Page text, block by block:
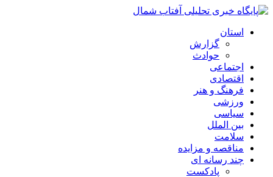
استان
گزارش
حوادث
اجتماعی
اقتصادی
فرهنگ و هنر
ورزشی
سیاسی
بین الملل
سلامت
مناقصه و مزایده
چند رسانه ای
پادکست